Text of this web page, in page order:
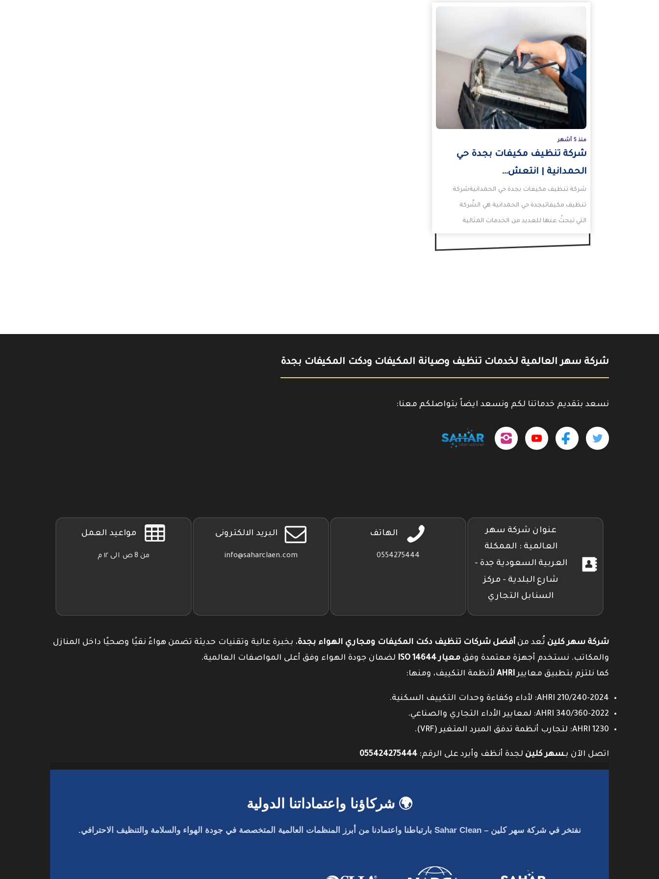
منذ 5 أشهر
شركة تنظيف مكيفات بجدة حي
الحمدانية | انتعش…
شركة تنظيف مكيفات بجدة حي الحمدانيةشركة
تنظيف مكيفاتبجدة حي الحمدانية هي الشّركة
التي تبحثُ عنها للعديد من الخدمات المثالية
شركة سهر العالمية لخدمات تنظيف وصيانة المكيفات ودكت المكيفات بجدة
نسعد بتقديم خدماتنا لكم ونسعد ايضاً بتواصلكم معنا:
تابعنا تابعنا https://www.youtube.com/@sahar4046
تابعنا
عنوان شركة سهر
العالمية : الممكلة
العربية السعودية جدة -
شارع البلدية - مركز
السنابل التجاري
الهاتف
0554275444
البريد الالكترونى
info@saharclaen.com
مواعيد العمل
من 8 ص الى ١٢ م
شركة سهر كلين تُعد من أفضل شركات تنظيف دكت المكيفات ومجاري الهواء بجدة، بخبرة عالية وتقنيات حديثة تضمن هواءً نقيًا وصحيًا داخل المنازل
والمكاتب. نستخدم أجهزة معتمدة وفق معيار ISO 14644
لضمان جودة الهواء وفق أعلى المواصفات العالمية.
كما نلتزم بتطبيق معاييرAHRI لأنظمة التكييف، ومنها:
AHRI 210/240-2024: لأداء وكفاءة وحدات التكييف السكنية.
AHRI 340/360-2022: لمعايير الأداء التجاري والصناعي.
AHRI 1230: لتجارب أنظمة تدفق المبرد المتغير (VRF).
اتصل الآن بـسهر كلين لجدة أنظف وأبرد على الرقم: 055424275444
🌍 شركاؤنا واعتماداتنا الدولية
نفتخر فيشركة سهر كلين – Sahar Clean بارتباطنا واعتمادنا من أبرز المنظمات العالمية المتخصصة في جودة الهواء والسلامة والتنظيف الاحترافي.